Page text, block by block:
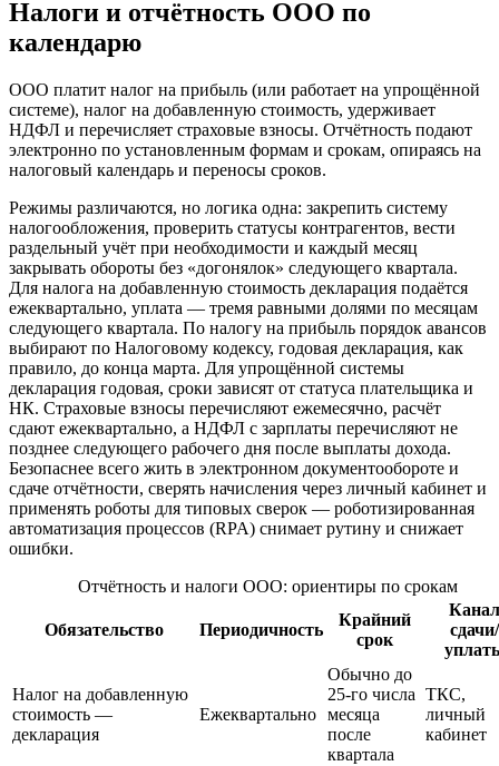
Налоги и отчётность ООО по
календарю
ООО платит налог на прибыль (или работает на упрощённой
системе), налог на добавленную стоимость, удерживает
НДФЛ и перечисляет страховые взносы. Отчётность подают
электронно по установленным формам и срокам, опираясь на
налоговый календарь и переносы сроков.
Режимы различаются, но логика одна: закрепить систему
налогообложения, проверить статусы контрагентов, вести
раздельный учёт при необходимости и каждый месяц
закрывать обороты без «догонялок» следующего квартала.
Для налога на добавленную стоимость декларация подаётся
ежеквартально, уплата — тремя равными долями по месяцам
следующего квартала. По налогу на прибыль порядок авансов
выбирают по Налоговому кодексу, годовая декларация, как
правило, до конца марта. Для упрощённой системы
декларация годовая, сроки зависят от статуса плательщика и
НК. Страховые взносы перечисляют ежемесячно, расчёт
сдают ежеквартально, а НДФЛ с зарплаты перечисляют не
позднее следующего рабочего дня после выплаты дохода.
Безопаснее всего жить в электронном документообороте и
сдаче отчётности, сверять начисления через личный кабинет и
применять роботы для типовых сверок — роботизированная
автоматизация процессов (RPA) снимает рутину и снижает
ошибки.
Отчётность и налоги ООО: ориентиры по срокам
Обязательство Периодичность
Крайний
срок
Канал
сдачи/
Налог на добавленную
стоимость —
декларация
Ежеквартально
Обычно до
25-го числа
месяца
после
квартала
ТКС,
личный
кабинет